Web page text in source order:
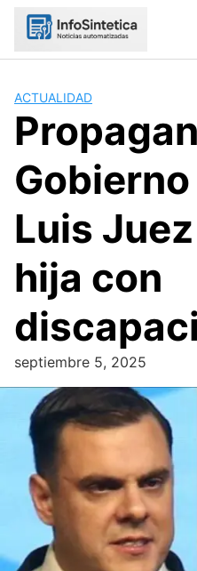
Skip
ACTUALIDAD
Luis
hija con
septiembre 5, 2025